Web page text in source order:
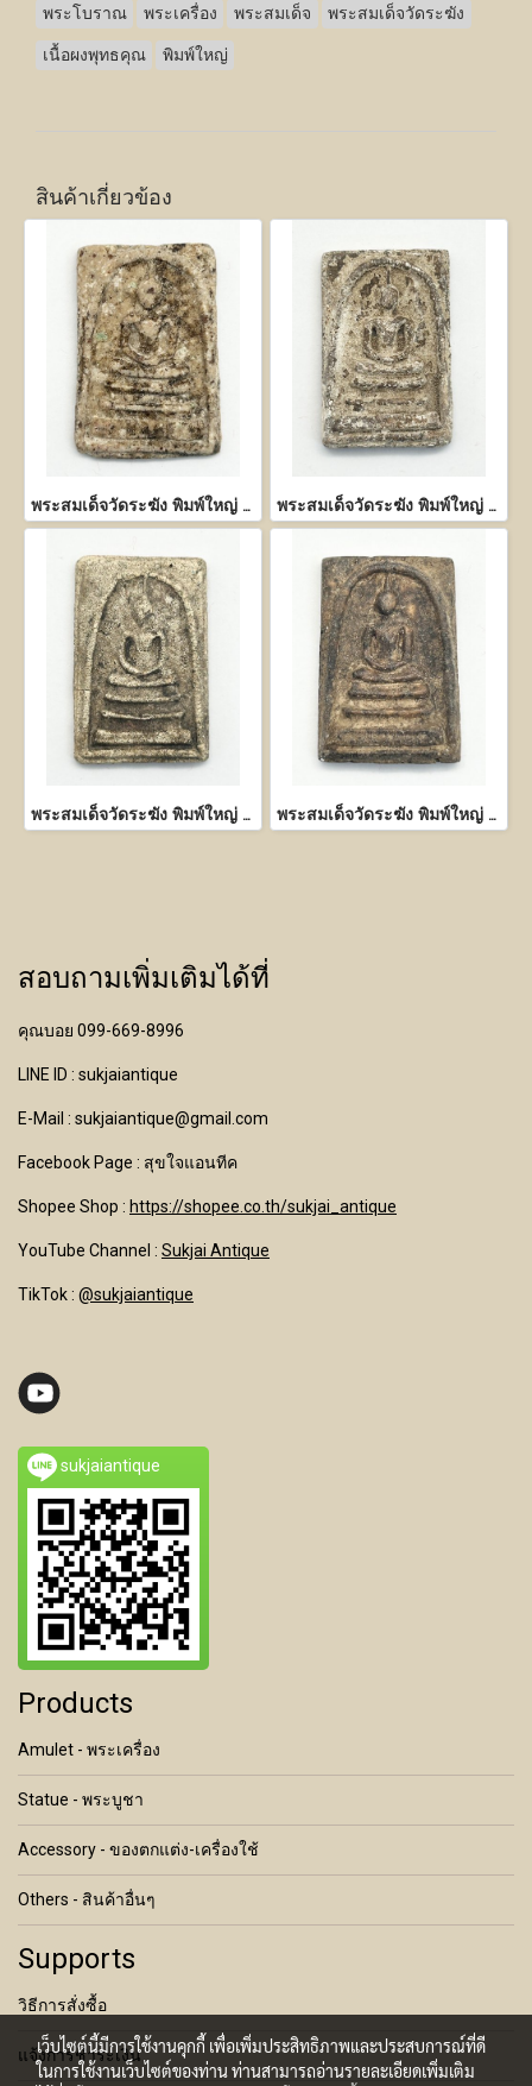
พระโบราณ พระเครื่อง พระสมเด็จ พระสมเด็จวัดระฆัง
เนื้อผงพุทธคุณ พิมพ์ใหญ่
สินค้าเกี่ยวข้อง
พระสมเด็จวัดระฆัง พิมพ์ใหญ่ เนื้อผงพุทธคุณ พระสมเด็จวัดระฆัง พิมพ์ใหญ่ เนื้อผงพุทธคุณ
พระสมเด็จวัดระฆัง พิมพ์ใหญ่ เนื้อผงพุทธคุณ พระสมเด็จวัดระฆัง พิมพ์ใหญ่ เนื้อผงพุทธคุณ
สอบถามเพิ่มเติมได้ที่
คุณบอย 099-669-8996
LINE ID : sukjaiantique
E-Mail : sukjaiantique@gmail.com
Facebook Page : สุขใจแอนทีค
Shopee Shop : https://shopee.co.th/sukjai_antique
YouTube Channel : Sukjai Antique
TikTok : @sukjaiantique
sukjaiantique
Products
Amulet - พระเครื่อง
Statue - พระบูชา
Accessory - ของตกแต่ง-เครื่องใช้
Others - สินค้าอื่นๆ
Supports
วิธีการสั่งซื้อ
แจ้งการชำระเงิน
เว็บไซต์นี้มีการใช้งานคุกกี้ เพื่อเพิ่มประสิทธิภาพและประสบการณ์ที่ดี
ในการใช้งานเว็บไซต์ของท่าน ท่านสามารถอ่านรายละเอียดเพิ่มเติม